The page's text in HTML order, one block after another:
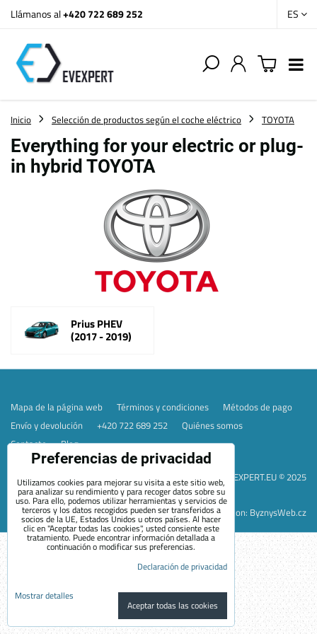
Llámanos al+420 722 689 252 ES
Inicio Selección de productos según el coche eléctrico TOYOTA
Everything for your electric or plug-
in hybrid TOYOTA
Prius PHEV
(2017 - 2019)
Mapa de la página web Términos y condiciones
Métodos de pago
Envío y devolución
+420 722 689 252
Quiénes somos
Contacto
Blog
Preferencias de privacidad
Declaración de privacidad
EVEXPERT.EU © 2025
Sitio web creado con: ByznysWeb.cz
Preferencias de privacidad
Utilizamos cookies para mejorar su visita a este sitio web,
para analizar su rendimiento y para recoger datos sobre su
uso. Para ello, podemos utilizar herramientas y servicios de
terceros y los datos recogidos pueden ser transferidos a
socios de la UE, Estados Unidos u otros países. Al hacer
clic en "Aceptar todas las cookies", usted consiente este
tratamiento. Puede encontrar información detallada a
continuación o modificar sus preferencias.
Declaración de privacidad
Mostrar detalles
Aceptar todas las cookies